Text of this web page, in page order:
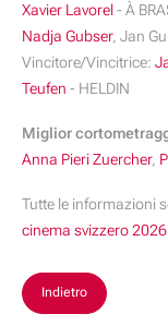
Xavier Lavorel - À
Nadja Gubser, Jan
Vincitore/Vincitrice:
Teufen - HELDIN
Miglior
Anna Pieri Zuercher,
Tutte le informazioni
cinema svizzero 2026
Indietro